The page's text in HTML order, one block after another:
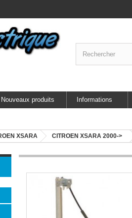
Nouveaux produits Informations
XSARA CITROEN XSARA 2000->